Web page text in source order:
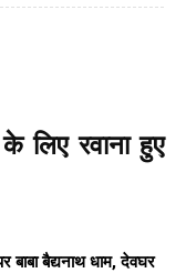
लिए रवाना हुए
बैद्यनाथ धाम, देवघर